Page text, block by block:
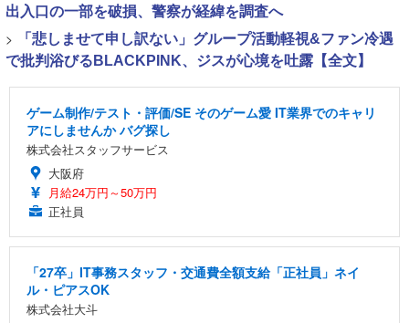
出入口の一部を破損、警察が経緯を調査へ
>
「悲しませて申し訳ない」グループ活動軽視&ファン冷遇
で批判浴びるBLACKPINK、ジスが心境を吐露【全文】
ゲーム制作/テスト・評価/SE そのゲーム愛 IT業界でのキャリ
アにしませんか バグ探し
株式会社スタッフサービス
大阪府
月給24万円～50万円
正社員
「27卒」IT事務スタッフ・交通費全額支給「正社員」ネイ
ル・ピアスOK
株式会社大斗